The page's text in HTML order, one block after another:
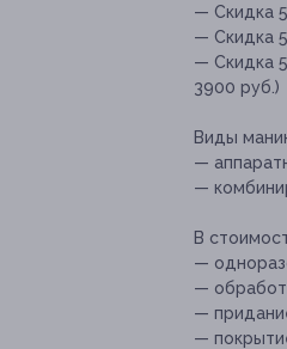
— Скидка
— Скидка
— Скидка
3900 руб.)
Виды
—
—
В
—
—
—
—